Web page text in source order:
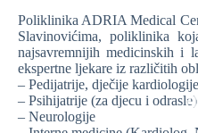
Poliklinika ADRIA Medical
Slavinovićima, poliklinika
najsavremnijih medicinskih i
ekspertne ljekare iz različitih
– Pedijatrije, dječije kardiologije
– Psihijatrije (za djecu i odrasle)
– Neurologije
❆
❆